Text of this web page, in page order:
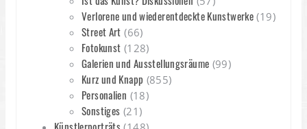
Verlorene und wiederentdeckte Kunstwerke (19)
Street Art (66)
Fotokunst (128)
Galerien und Ausstellungsräume (99)
Kurz und Knapp (855)
Personalien (18)
Sonstiges (21)